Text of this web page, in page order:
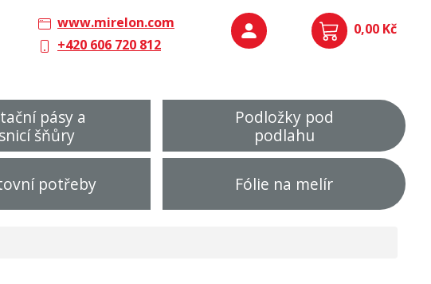
www.mirelon.com
+420 606 720 812
0,00 Kč
pásy a
šňůry
Podložky pod
podlahu
potřeby Fólie na melír